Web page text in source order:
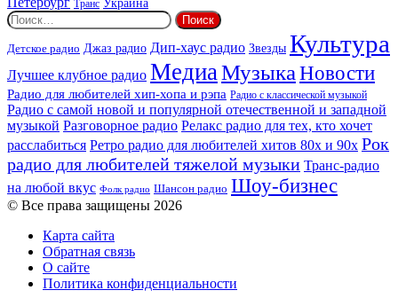
Транс Украина
Найти:
Детское радио Джаз радио Дип-хаус радио Звезды Культура
Лучшее клубное радио МедиаМузыкаНовости
Радио для любителей хип-хопа и рэпа Радио с классической музыкой
Радио с самой новой и популярной отечественной и западной
музыкой Разговорное радио Релакс радио для тех, кто хочет
расслабиться Ретро радио для любителей хитов 80х и 90х Рок
радио для любителей тяжелой музыки Транс-радио
на любой вкус Фолк радио Шансон радио Шоу-бизнес
© Все права защищены 2026
Карта сайта
Обратная связь
О сайте
Политика конфиденциальности